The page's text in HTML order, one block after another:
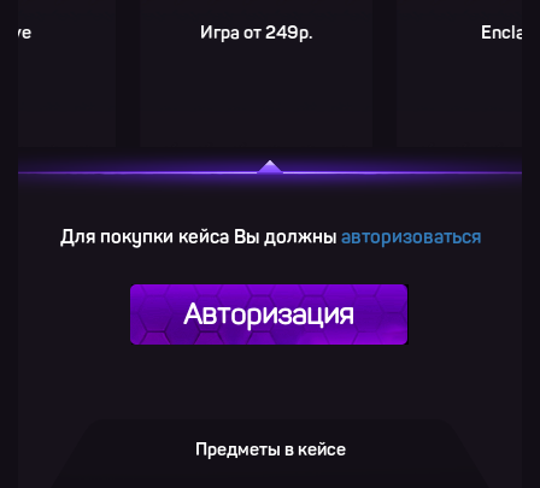
Игра от 249р. Enclave
Для покупки кейса Вы должны авторизоваться
Авторизация
Предметы в кейсе